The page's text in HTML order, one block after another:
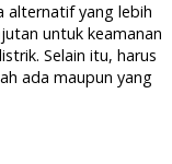
alternatif yang lebih
untuk keamanan
Selain itu, harus
ada maupun yang